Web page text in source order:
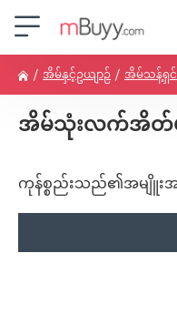
အိမ်နှင့်ဥယျာဉ် အိမ်သန့်ရှင်
အိမ်သုံးလက်အိတ်မ
ကုန်စ္စည်းသည်၏အမျိူးအ